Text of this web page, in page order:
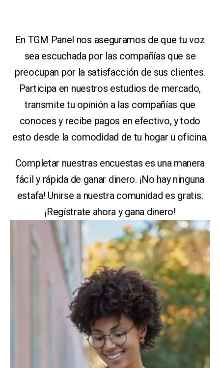
En TGM Panel nos aseguramos de que tu voz
sea escuchada por las compañías que se
preocupan por la satisfacción de sus clientes.
Participa en nuestros estudios de mercado,
transmite tu opinión a las compañías que
conoces y recibe pagos en efectivo, y todo
esto desde la comodidad de tu hogar u oficina.
Completar nuestras encuestas es una manera
fácil y rápida de ganar dinero. ¡No hay ninguna
estafa! Unirse a nuestra comunidad es gratis.
¡Regístrate ahora y gana dinero!